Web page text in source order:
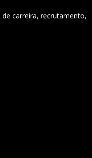
carreira, recrutamento,